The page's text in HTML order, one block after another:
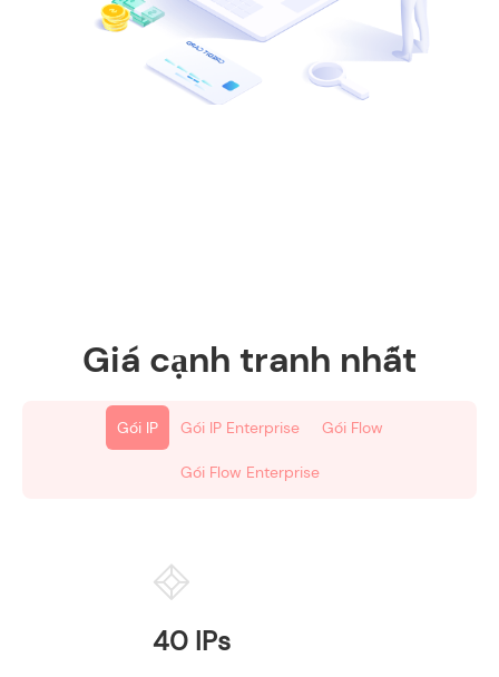
Giá cạnh tranh nhất
Gói IP Gói IP Enterprise Gói Flow
Gói Flow Enterprise
40 IPs